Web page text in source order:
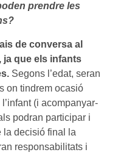
prendre les
de conversa al
que els infants
Segons l’edat, seran
on tindrem ocasió
(i acompanyar-
podran participar i
la decisió final la
responsabilitats i